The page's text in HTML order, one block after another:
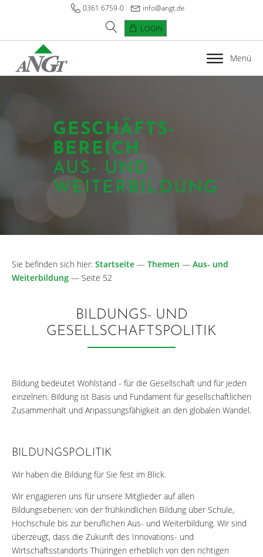
0361 6759-0 info@angt.de
LOGIN
Menü
GESCHÄFTS­
BEREICH
AUS- UND
WEITERBILDUNG
Sie befinden sich hier: Startseite — Themen — Aus- und
Weiterbildung — Seite 52
BILDUNGS- UND
GESELLSCHAFTSPOLITIK
Bildung bedeutet Wohlstand - für die Gesellschaft und für jeden
einzelnen. Bildung ist Basis und Fundament für gesellschaftlichen
Zusammenhalt und Anpassungsfähigkeit an den globalen Wandel.
BILDUNGSPOLITIK
Wir haben die Bildung für Sie fest im Blick.
Wir engagieren uns für unsere Mitglieder auf allen
Bildungsebenen: von der frühkindlichen Bildung über Schule,
Hochschule bis zur beruflichen Aus- und Weiterbildung. Wir sind
überzeugt, dass die Zukunft des Innovations- und
Wirtschaftsstandorts Thüringen erheblich von den richtigen